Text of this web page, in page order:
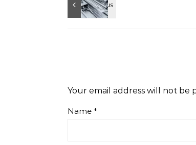
Your email address will not be
Name *